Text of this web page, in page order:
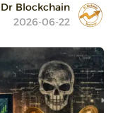
Dr Blockchain
2026-06-22